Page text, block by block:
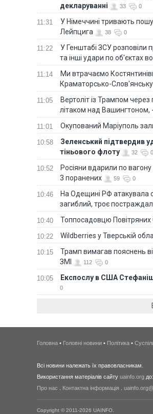
декларуванні
33 0
11:31
У Німеччині тривають
Лейпцига
38 0
11:22
У Генштабі ЗСУ розповіли
та інші удари по об'єктах
11:14
Ми втрачаємо
Краматорсько-
11:05
Вертоліт із Трампом
літаком над Вашингтоном,
11:01 Окупований Маріуполь
10:58
Зеленський підтвердив
тіньового флоту
32 0
10:52
Росіяни вдарили по
3 поранених
59 0
10:46
На Одещині РФ атакувала
загиблий, троє
10:40 Топпосадовцю Повітряних
10:22 Wildberries у Тверській
10:15
Трамп вимагав пояснень
ЗМІ
112 0
10:05 Експослу в США
0
Головна • Головні новини • Політика •
Всі новини належать їх правовласникам.
Використання матеріалів сайту uainfo.org
Про нас
Контактна інформація
Copyright © 2011-2026 UAINFO.